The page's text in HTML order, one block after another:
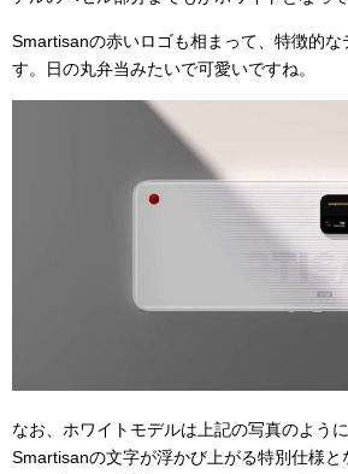
Smartisanの赤いロゴも相まって、特徴的な
す。日の丸弁当みたいで可愛いですね。
なお、ホワイトモデルは 上記の写真のよう
Smartisanの文字が浮かび上がる特別仕様と